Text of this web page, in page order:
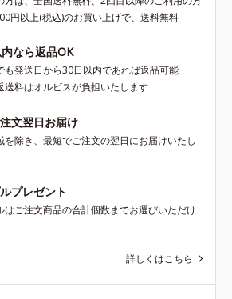
円以上(税込)のお買い上げで、送料無料
なら返品OK
も発送日から30日以内であれば返品可能
料はオルビスが負担いたします
文翌日お届け
を除き、最短でご注文の翌日にお届けいたし
プレゼント
はご注文商品の合計個数までお選びいただけ
詳しくはこちら